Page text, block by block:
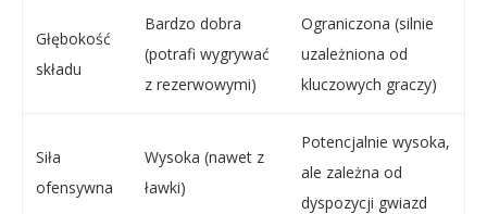
Głębokość
składu
Bardzo dobra
(potrafi wygrywać
z rezerwowymi)
Ograniczona (silnie
uzależniona od
kluczowych graczy)
Siła
ofensywna
Wysoka (nawet z
ławki)
Potencjalnie wysoka,
ale zależna od
dyspozycji gwiazd